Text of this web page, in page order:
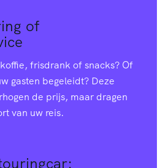
of
frisdrank of snacks? Of
gasten begeleidt? Deze
de prijs, maar dragen
van uw reis.